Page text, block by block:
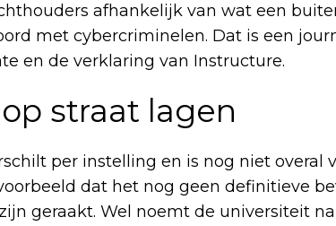
afhankelijk van wat een
met cybercriminelen. Dat is een
en de verklaring van Instructure.
straat lagen
per instelling en is nog niet overal
dat het nog geen definitieve
geraakt. Wel noemt de universiteit